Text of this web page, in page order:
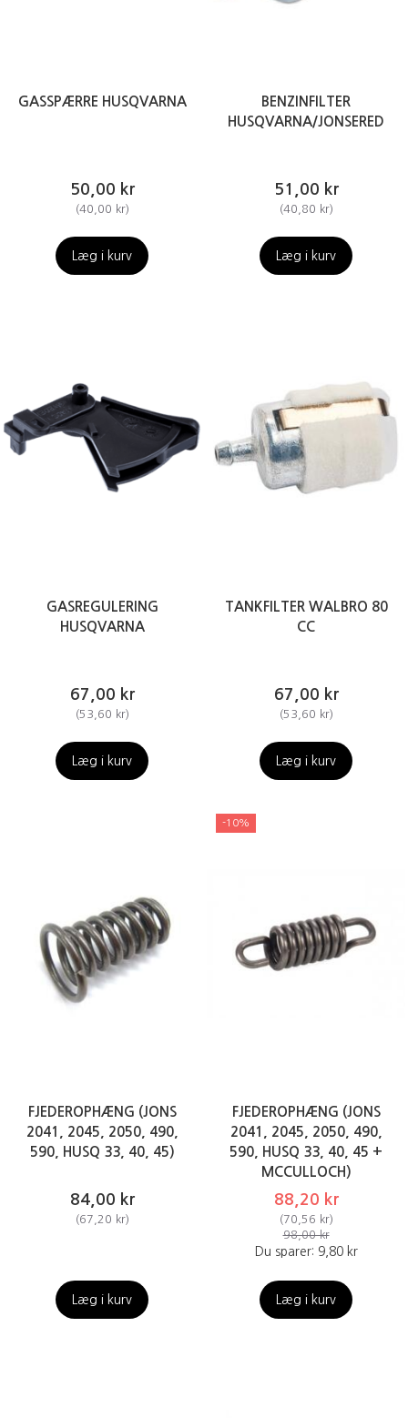
GASSPÆRRE HUSQVARNA
50,00 kr
(40,00 kr)
Læg i kurv
BENZINFILTER
HUSQVARNA/JONSERED
51,00 kr
(40,80 kr)
Læg i kurv
GASREGULERING
HUSQVARNA
67,00 kr
(53,60 kr)
Læg i kurv
TANKFILTER WALBRO 80
CC
67,00 kr
(53,60 kr)
Læg i kurv
FJEDEROPHÆNG (JONS
2041, 2045, 2050, 490,
590, HUSQ 33, 40, 45)
84,00 kr
(67,20 kr)
Læg i kurv
-10%
FJEDEROPHÆNG (JONS
2041, 2045, 2050, 490,
590, HUSQ 33, 40, 45 +
MCCULLOCH)
88,20 kr
(70,56 kr)
98,00 kr
Du sparer: 9,80 kr
Læg i kurv